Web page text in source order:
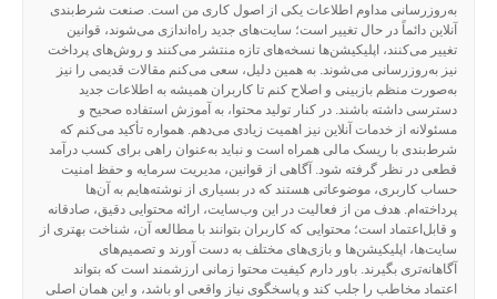
به‌روزرسانی مداوم اطلاعات یکی از اصول کاری من است. صنعت شرط‌بندی
آنلاین دائماً در حال تغییر است؛ سایت‌های جدید راه‌اندازی می‌شوند، قوانین
تغییر می‌کنند، اپلیکیشن‌ها نسخه‌های تازه منتشر می‌کنند و روش‌های پرداخت
نیز به‌روزرسانی می‌شوند. به همین دلیل، سعی می‌کنم مقالات قدیمی را نیز
به‌صورت منظم بازبینی و اصلاح کنم تا کاربران همیشه به اطلاعات جدید
دسترسی داشته باشند. در کنار تولید محتوا، به آموزش استفاده صحیح و
مسئولانه از خدمات آنلاین نیز اهمیت زیادی می‌دهم. همواره تأکید می‌کنم که
شرط‌بندی با ریسک مالی همراه است و نباید به‌عنوان راهی برای کسب درآمد
قطعی در نظر گرفته شود. آگاهی از قوانین، مدیریت سرمایه و حفظ امنیت
حساب کاربری، موضوعاتی هستند که در بسیاری از نوشته‌هایم به آن‌ها
پرداخته‌ام. هدف من از فعالیت در این وب‌سایت، ارائه محتوایی دقیق، صادقانه
و قابل‌اعتماد است؛ محتوایی که کاربران بتوانند با مطالعه آن، شناخت بهتری از
سایت‌ها، اپلیکیشن‌ها و بازی‌های مختلف به دست آورند و تصمیم‌های
آگاهانه‌تری بگیرند. باور دارم کیفیت محتوا زمانی ارزشمند است که بتواند
اعتماد مخاطب را جلب کند و پاسخگوی نیاز واقعی او باشد، و این همان اصلی